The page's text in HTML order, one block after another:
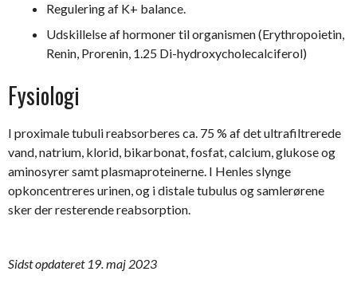
Regulering af K+ balance.
Udskillelse af hormoner til organismen (Erythropoietin,
Renin, Prorenin, 1.25 Di-hydroxycholecalciferol)
Fysiologi
I proximale tubuli reabsorberes ca. 75 % af det ultrafiltrerede
vand, natrium, klorid, bikarbonat, fosfat, calcium, glukose og
aminosyrer samt plasmaproteinerne. I Henles slynge
opkoncentreres urinen, og i distale tubulus og samlerørene
sker der resterende reabsorption.
Sidst opdateret 19. maj 2023